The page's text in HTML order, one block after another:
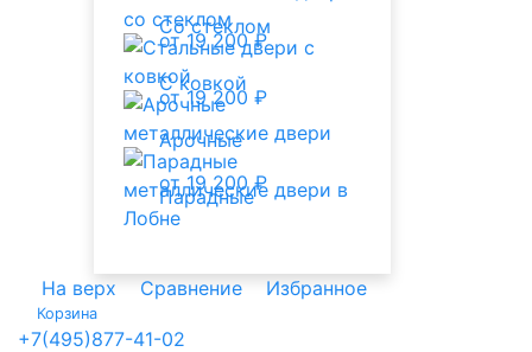
Со стеклом
С ковкой
от 19 200 ₽
Арочные
от 19 200 ₽
Парадные
от 19 200 ₽
На верх Сравнение Избранное
Корзина
+7(495)877-41-02